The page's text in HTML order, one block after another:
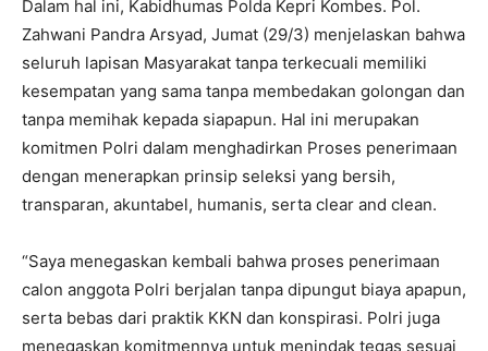
Dalam hal ini, Kabidhumas Polda Kepri Kombes. Pol.
Zahwani Pandra Arsyad, Jumat (29/3) menjelaskan bahwa
seluruh lapisan Masyarakat tanpa terkecuali memiliki
kesempatan yang sama tanpa membedakan golongan dan
tanpa memihak kepada siapapun. Hal ini merupakan
komitmen Polri dalam menghadirkan Proses penerimaan
dengan menerapkan prinsip seleksi yang bersih,
transparan, akuntabel, humanis, serta clear and clean.
“Saya menegaskan kembali bahwa proses penerimaan
calon anggota Polri berjalan tanpa dipungut biaya apapun,
serta bebas dari praktik KKN dan konspirasi. Polri juga
menegaskan komitmennya untuk menindak tegas sesuai